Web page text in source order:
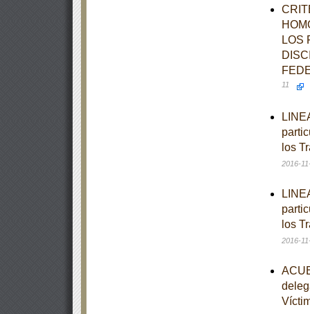
LOS
11
los
2016-
los
2016-